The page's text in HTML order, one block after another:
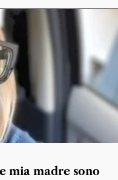
mia madre sono